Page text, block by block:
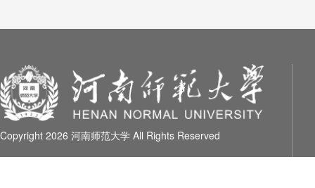
Copyright 2026 河南师范大学 All Rights Reserved